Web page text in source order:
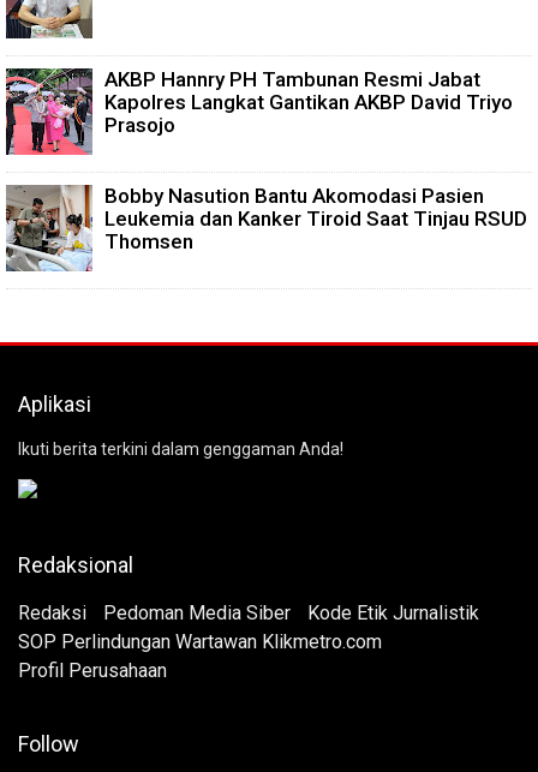
AKBP Hannry PH Tambunan Resmi Jabat
Kapolres Langkat Gantikan AKBP David Triyo
Prasojo
Bobby Nasution Bantu Akomodasi Pasien
Leukemia dan Kanker Tiroid Saat Tinjau RSUD
Thomsen
Aplikasi
Ikuti berita terkini dalam genggaman Anda!
Redaksional
Redaksi Pedoman Media Siber
Kode Etik Jurnalistik
SOP Perlindungan Wartawan Klikmetro.com
Profil Perusahaan
Follow